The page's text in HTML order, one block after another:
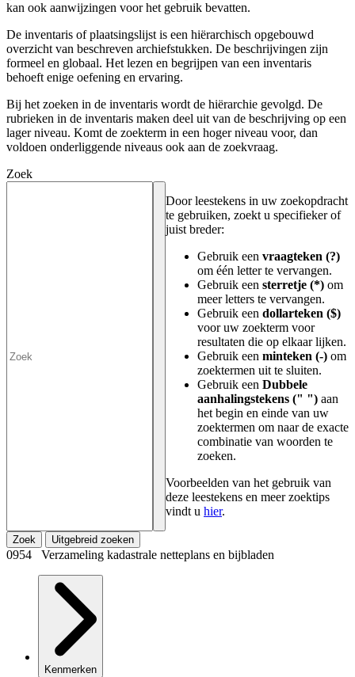
kan ook aanwijzingen voor het gebruik bevatten.
De inventaris of plaatsingslijst is een hiërarchisch opgebouwd
overzicht van beschreven archiefstukken. De beschrijvingen zijn
formeel en globaal. Het lezen en begrijpen van een inventaris
behoeft enige oefening en ervaring.
Bij het zoeken in de inventaris wordt de hiërarchie gevolgd. De
rubrieken in de inventaris maken deel uit van de beschrijving op een
lager niveau. Komt de zoekterm in een hoger niveau voor, dan
voldoen onderliggende niveaus ook aan de zoekvraag.
Zoek
Door leestekens in uw zoekopdracht
te gebruiken, zoekt u specifieker of
juist breder:
Gebruik een vraagteken (?)
om één letter te vervangen.
Gebruik een sterretje (*) om
meer letters te vervangen.
Gebruik een dollarteken ($)
voor uw zoekterm voor
resultaten die op elkaar lijken.
Gebruik een minteken (-) om
zoektermen uit te sluiten.
Gebruik een Dubbele
aanhalingstekens (" ") aan
het begin en einde van uw
zoektermen om naar de exacte
combinatie van woorden te
zoeken.
Voorbeelden van het gebruik van
deze leestekens en meer zoektips
vindt u hier.
Zoek Uitgebreid zoeken
0954 Verzameling kadastrale netteplans en bijbladen
Kenmerken